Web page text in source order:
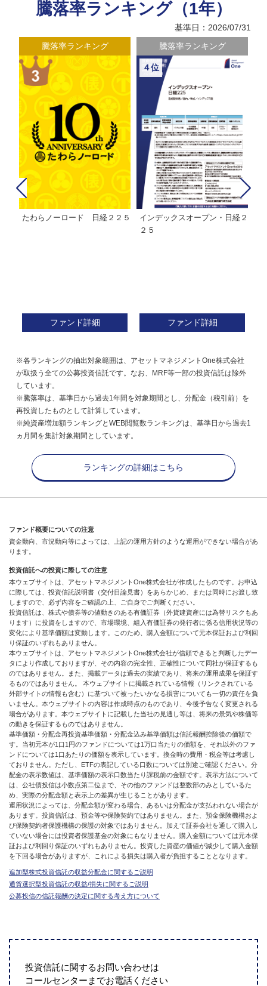
騰落率ランキング（1年）
基準日：2026/07/31
騰落率ランキング
たわらノーロード 日経２２５
ファンド詳細
騰落率ランキング
４位
インデックスオープン・日経２
２５
ファンド詳細
※各ランキングの抽出対象範囲は、アセットマネジメントOne株式会社
が取扱う全ての公募投資信託です。なお、MRF等一部の投資信託は除外
しています。
※騰落率は、基準日から過去1年間を対象期間とし、分配金（税引前）を
再投資したものとして計算しています。
※純資産増加額ランキングとWEB閲覧数ランキングは、基準日から過去1
ヵ月間を集計対象期間としています。
ランキングの詳細はこちら
ファンド概要についての注意
資金動向、市況動向等によっては、上記の運用方針のような運用ができない場合があ
ります。
投資信託への投資に際しての注意
本ウェブサイトは、アセットマネジメントOne株式会社が作成したものです。お申込
に際しては、投資信託説明書（交付目論見書）をあらかじめ、または同時にお渡し致
しますので、必ず内容をご確認の上、ご自身でご判断ください。
投資信託は、株式や債券等の値動きのある有価証券（外貨建資産には為替リスクもあ
ります）に投資をしますので、市場環境、組入有価証券の発行者に係る信用状況等の
変化により基準価額は変動します。このため、購入金額について元本保証および利回
り保証のいずれもありません。
本ウェブサイトは、アセットマネジメントOne株式会社が信頼できると判断したデー
タにより作成しておりますが、その内容の完全性、正確性について同社が保証するも
のではありません。また、掲載データは過去の実績であり、将来の運用成果を保証す
るものではありません。 本ウェブサイトに掲載されている情報（リンクされている
外部サイトの情報も含む）に基づいて被ったいかなる損害についても一切の責任を負
いません。本ウェブサイトの内容は作成時点のものであり、今後予告なく変更される
場合があります。本ウェブサイトに記載した当社の見通し等は、将来の景気や株価等
の動きを保証するものではありません。
基準価額・分配金再投資基準価額・分配金込み基準価額は信託報酬控除後の価額で
す。当初元本が1口1円のファンドについては1万口当たりの価額を、それ以外のファ
ンドについては1口あたりの価額を表示しています。換金時の費用・税金等は考慮し
ておりません。ただし、ETFの表記している口数については別途ご確認ください。分
配金の表示数値は、基準価額の表示口数当たり課税前の金額です。表示方法について
は、公社債投信は小数点第二位まで、その他のファンドは整数部のみとしているた
め、実際の分配金額と表示上の差異が生じることがあります。
運用状況によっては、分配金額が変わる場合、あるいは分配金が支払われない場合が
あります。投資信託は、預金等や保険契約ではありません。また、預金保険機構およ
び保険契約者保護機構の保護の対象ではありません。加えて証券会社を通して購入し
ていない場合には投資者保護基金の対象にもなりません。購入金額については元本保
証および利回り保証のいずれもありません。投資した資産の価値が減少して購入金額
を下回る場合がありますが、これによる損失は購入者が負担することとなります。
追加型株式投資信託の収益分配金に関するご説明
通貨選択型投資信託の収益/損失に関するご説明
公募投信の信託報酬の決定に関する考え方について
投資信託に関するお問い合わせは
コールセンターまでお電話ください